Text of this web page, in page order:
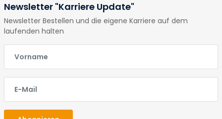
Newsletter "Karriere Update"
Newsletter Bestellen und die eigene Karriere auf dem
laufenden halten